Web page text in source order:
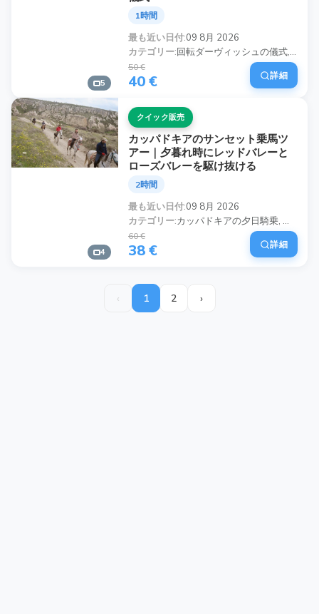
5
1時間
最も近い日付 09 8月 2026
カテゴリー
50 €
40 € 詳細
4
クイック販売
カッパドキアのサンセット乗馬ツ
アー｜夕暮れ時にレッドバレーと
ローズバレーを駆け抜ける
2時間
最も近い日付 09 8月 2026
カテゴリー
60 €
38 € 詳細
‹ 1 2 ›